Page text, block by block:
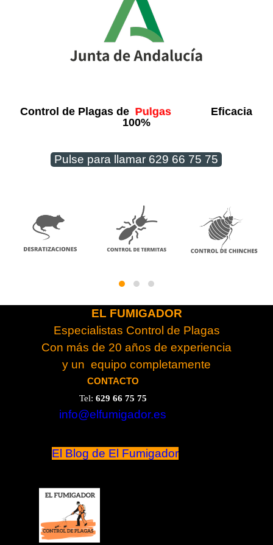
Control de Plagas dePulgas
Eficacia
100%
Pulse para llamar 629 66 75 75
EL FUMIGADOR
Especialistas Control de Plagas
Con más de 20 años de experiencia
y un equipo completamente
cualificado
RESULTADOS GARANTIZADOS.
CONTACTO
Tel: 629 66 75 75
info@elfumigador.es
El Blog de El Fumigador